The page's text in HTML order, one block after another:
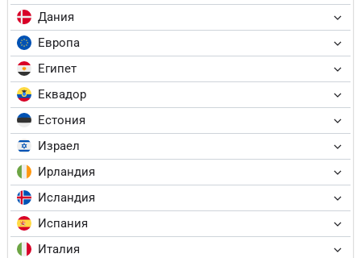
Дания
Европа
Египет
Еквадор
Естония
Израел
Ирландия
Исландия
Испания
Италия